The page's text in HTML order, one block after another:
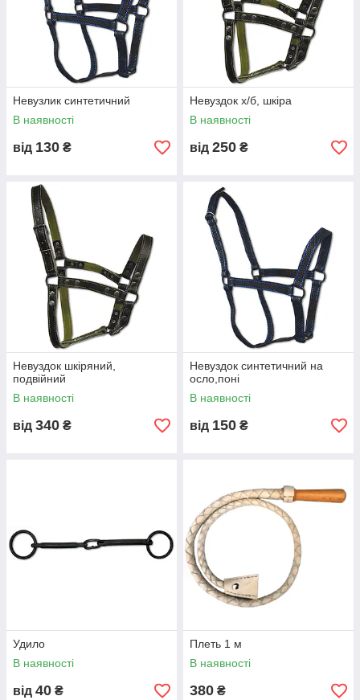
Невузлик синтетичний
В наявності
від 130 ₴
Невуздок х/б, шкіра
В наявності
від 250 ₴
Невуздок шкіряний,
подвійний
В наявності
від 340 ₴
Невуздок синтетичний на
осло,поні
В наявності
від 150 ₴
Удило
В наявності
від 40 ₴
Плеть 1 м
В наявності
380 ₴